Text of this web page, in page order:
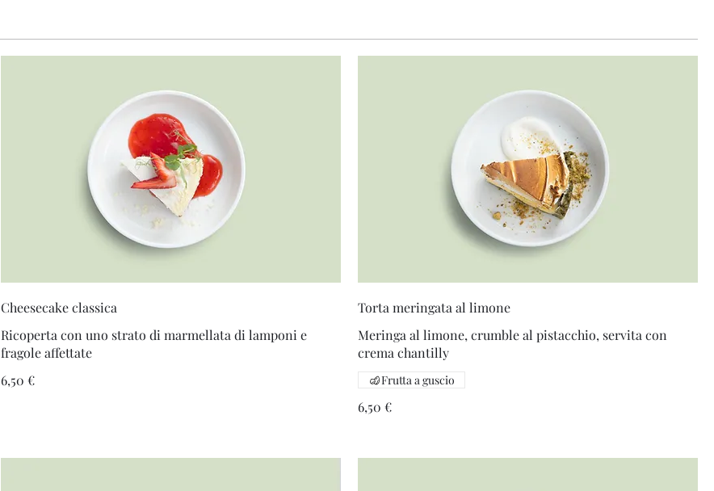
Cheesecake classica
Ricoperta con uno strato di marmellata di lamponi e
fragole affettate
6,50 €
Torta meringata al limone
Meringa al limone, crumble al pistacchio, servita con
crema chantilly
6,50 €
Frutta a guscio